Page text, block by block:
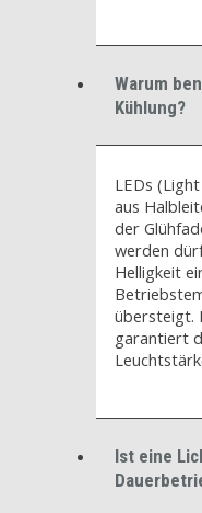
Warum
Kühlung?
LEDs
aus
der
werden
Helligkeit
übersteigt.
garantiert
Ist eine